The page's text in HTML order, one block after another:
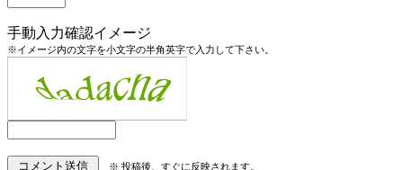
手動入力確認イメージ
※イメージ内の文字を小文字の半角英字で入力して下さい。
※ 投稿後、すぐに反映されます。